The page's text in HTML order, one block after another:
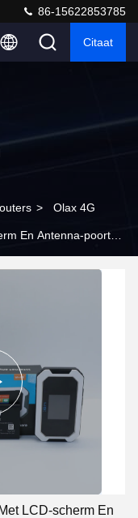
86-15622853785
Citaat
> Olax 4G
En Antenna-poorten
LCD-scherm En